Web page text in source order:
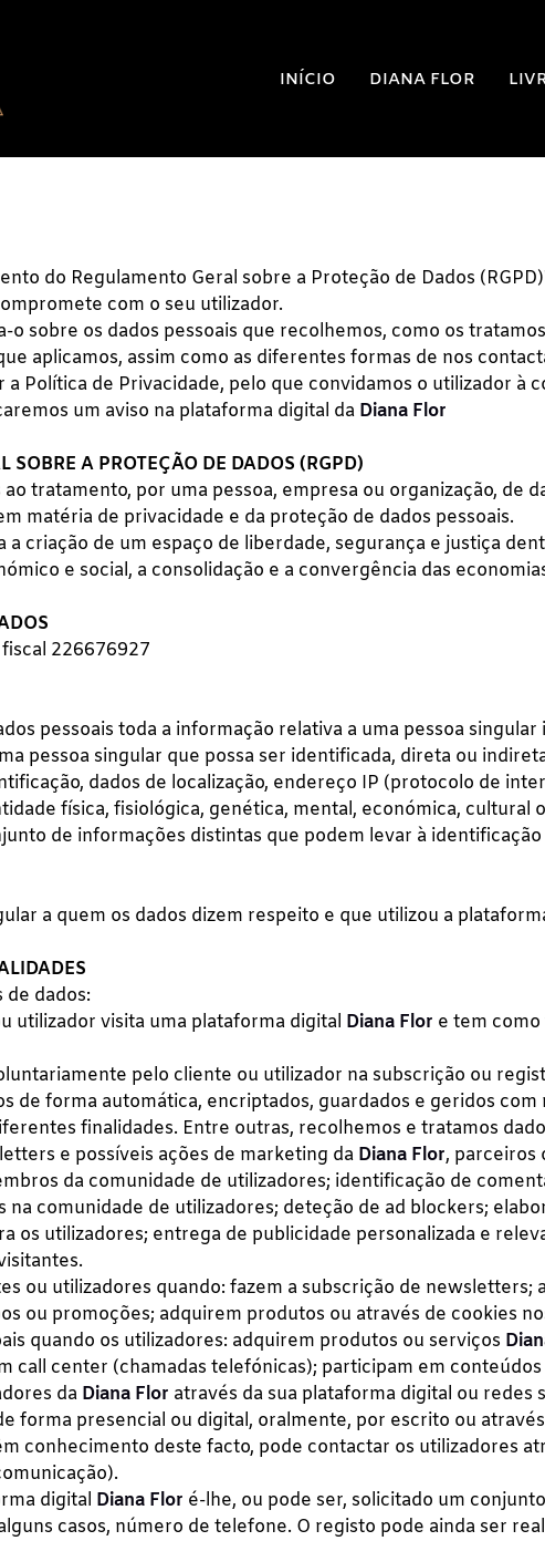
INÍCIO DIANA FLOR
do Regulamento Geral sobre a Proteção de Dados
com o seu utilizador.
sobre os dados pessoais que recolhemos, como os
aplicamos, assim como as diferentes formas de nos
Política de Privacidade, pelo que convidamos o utilizador à
um aviso na plataforma digital da Diana Flor
SOBRE A PROTEÇÃO DE DADOS (RGPD)
tratamento, por uma pessoa, empresa ou organização, de
matéria de privacidade e da proteção de dados pessoais.
criação de um espaço de liberdade, segurança e justiça
e social, a consolidação e a convergência das
226676927
pessoais toda a informação relativa a uma pessoa
pessoa singular que possa ser identificada, direta ou
dados de localização, endereço IP (protocolo de
física, fisiológica, genética, mental, económica, cultural
de informações distintas que podem levar à
a quem os dados dizem respeito e que utilizou a
dados:
utilizador visita uma plataforma digital Diana Flor e tem
pelo cliente ou utilizador na subscrição ou
de forma automática, encriptados, guardados e geridos
finalidades. Entre outras, recolhemos e tratamos
e possíveis ações de marketing da Diana Flor, parceiros
da comunidade de utilizadores; identificação de
comunidade de utilizadores; deteção de ad blockers;
os utilizadores; entrega de publicidade personalizada e
ou utilizadores quando: fazem a subscrição de
ou promoções; adquirem produtos ou através de cookies
quando os utilizadores: adquirem produtos ou serviços
call center (chamadas telefónicas); participam em
da Diana Flor através da sua plataforma digital ou redes
forma presencial ou digital, oralmente, por escrito ou
conhecimento deste facto, pode contactar os utilizadores
digital Diana Flor é-lhe, ou pode ser, solicitado um
casos, número de telefone. O registo pode ainda ser